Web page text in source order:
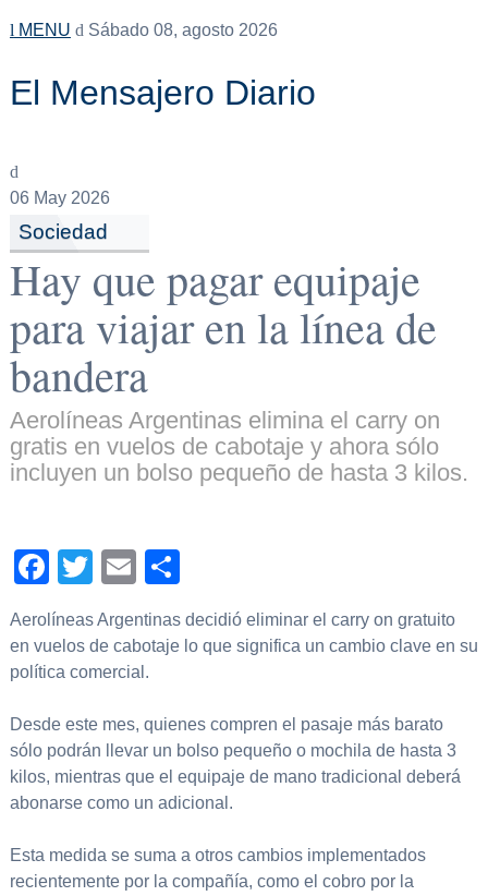
MENU Sábado 08, agosto 2026
El Mensajero Diario
06May 2026
Sociedad
Hay que pagar equipaje
para viajar en la línea de
bandera
Aerolíneas Argentinas elimina el carry on
gratis en vuelos de cabotaje y ahora sólo
incluyen un bolso pequeño de hasta 3 kilos.
Facebook
TwitterEmail
Aerolíneas Argentinas decidió eliminar el carry on gratuito
en vuelos de cabotaje lo que significa un cambio clave en su
política comercial.
Desde este mes, quienes compren el pasaje más barato
sólo podrán llevar un bolso pequeño o mochila de hasta 3
kilos, mientras que el equipaje de mano tradicional deberá
abonarse como un adicional.
Esta medida se suma a otros cambios implementados
recientemente por la compañía, como el cobro por la